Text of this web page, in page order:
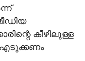
കീഴിലുള്ള
എടുക്കണം